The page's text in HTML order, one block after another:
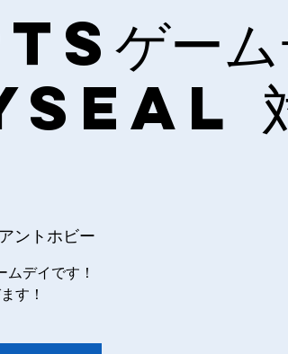
ーム
ントホビー
デイです！
す！